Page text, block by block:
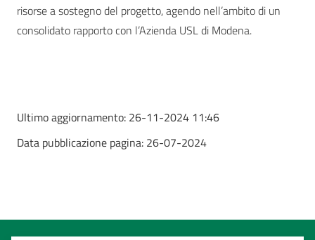
risorse a sostegno del progetto, agendo nell’ambito di un
consolidato rapporto con l’Azienda USL di Modena.
Ultimo aggiornamento: 26-11-2024 11:46
Data pubblicazione pagina: 26-07-2024